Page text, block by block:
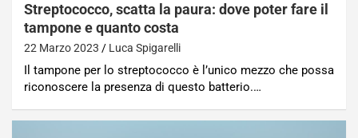
Streptococco, scatta la paura: dove poter fare il
tampone e quanto costa
22 Marzo 2023 Luca Spigarelli
Il tampone per lo streptococco è l’unico mezzo che possa
riconoscere la presenza di questo batterio.…